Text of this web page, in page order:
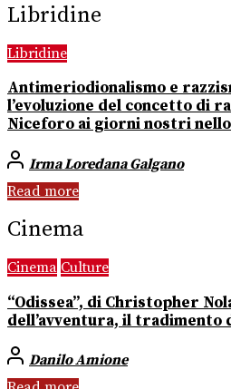
Libridine
Libridine
Antimeriodionalismo e
l’evoluzione del concetto di
Niceforo ai giorni nostri
Irma Loredana Galgano
Read more
Cinema
Cinema Culture
“Odissea”, di Christopher
dell’avventura, il tradimento
Danilo Amione